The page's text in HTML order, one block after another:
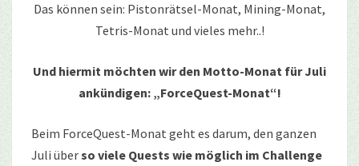
Das können sein: Pistonrätsel-Monat, Mining-Monat,
Tetris-Monat und vieles mehr..!
Und hiermit möchten wir den Motto-Monat für Juli
ankündigen: „ForceQuest-Monat“!
Beim ForceQuest-Monat geht es darum, den ganzen
Juli überso viele Quests wie möglich im Challenge